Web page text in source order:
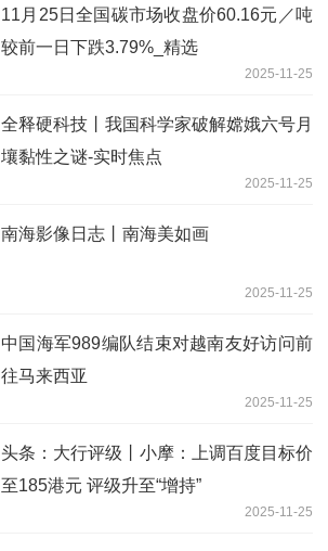
11月25日全国碳市场收盘价60.16元／吨
较前一日下跌3.79%_精选
2025-11-25
全释硬科技丨我国科学家破解嫦娥六号月
壤黏性之谜-实时焦点
2025-11-25
南海影像日志丨南海美如画
2025-11-25
中国海军989编队结束对越南友好访问前
往马来西亚
2025-11-25
头条：大行评级丨小摩：上调百度目标价
至185港元 评级升至“增持”
2025-11-25